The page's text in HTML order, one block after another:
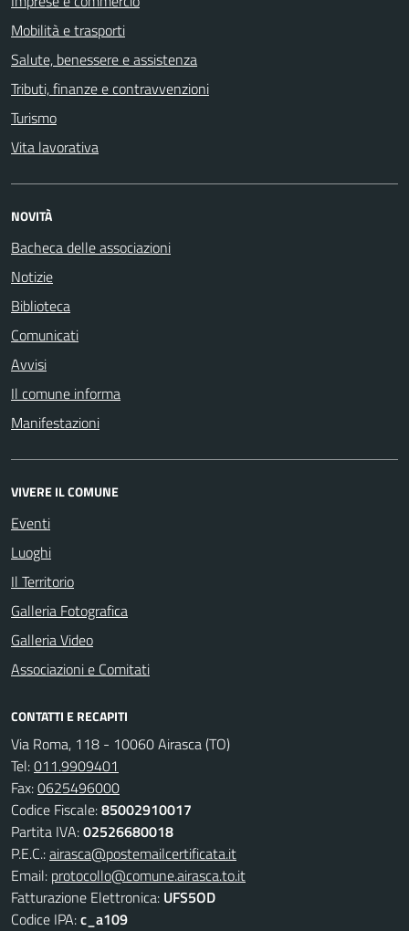
Mobilità e trasporti
Salute, benessere e assistenza
Tributi, finanze e contravvenzioni
Turismo
Vita lavorativa
NOVITÀ
Bacheca delle associazioni
Notizie
Biblioteca
Comunicati
Avvisi
Il comune informa
Manifestazioni
VIVERE IL COMUNE
Eventi
Luoghi
Il Territorio
Galleria Fotografica
Galleria Video
Associazioni e Comitati
CONTATTI E RECAPITI
Via Roma, 118 - 10060 Airasca (TO)
Tel:011.9909401
Fax:0625496000
Codice Fiscale:85002910017
Partita IVA:02526680018
P.E.C.:airasca@postemailcertificata.it
Email: protocollo@comune.airasca.to.it
Fatturazione Elettronica: UFS5OD
Codice IPA:c_a109